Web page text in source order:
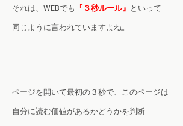
それは、WEBでも 『３秒ルール』 といって
同じように言われていますよね。
ページを開いて最初の３秒で、このページは
自分に読む価値があるかどうかを判断